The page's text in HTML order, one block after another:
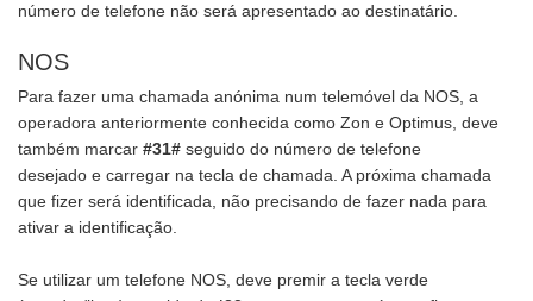
número de telefone não será apresentado ao destinatário.
NOS
Para fazer uma chamada anónima num telemóvel da NOS, a
operadora anteriormente conhecida como Zon e Optimus, deve
também marcar #31# seguido do número de telefone
desejado e carregar na tecla de chamada. A próxima chamada
que fizer será identificada, não precisando de fazer nada para
ativar a identificação.
Se utilizar um telefone NOS, deve premir a tecla verde